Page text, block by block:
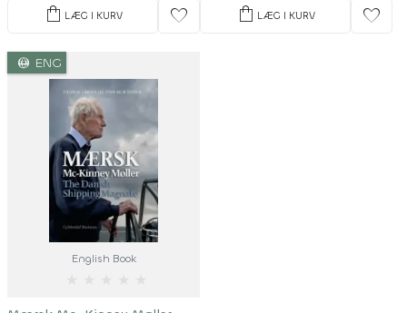
shopping_bag LÆG I KURV favorite shopping_bag LÆG I KURV favorite
language ENG
English Book